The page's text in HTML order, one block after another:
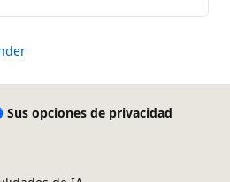
Sus opciones de privacidad